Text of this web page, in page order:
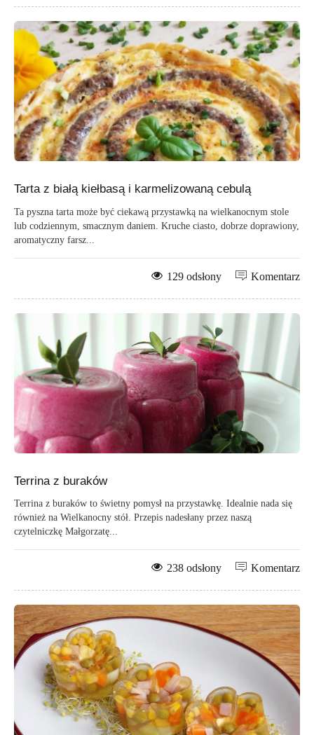
Tarta z białą kiełbasą i karmelizowaną cebulą
Ta pyszna tarta może być ciekawą przystawką na wielkanocnym stole
lub codziennym, smacznym daniem. Kruche ciasto, dobrze doprawiony,
aromatyczny farsz...
Komentarz
129 odsłony
Terrina z buraków
Terrina z buraków to świetny pomysł na przystawkę. Idealnie nada się
również na Wielkanocny stół. Przepis nadesłany przez naszą
czytelniczkę Małgorzatę...
Komentarz
238 odsłony